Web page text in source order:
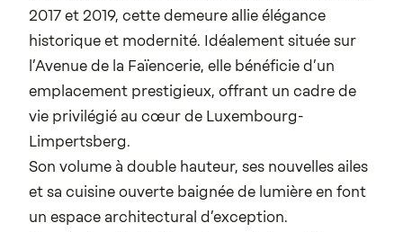
2017 et 2019, cette demeure allie élégance
historique et modernité. Idéalement située sur
l’Avenue de la Faïencerie, elle bénéficie d’un
emplacement prestigieux, offrant un cadre de
vie privilégié au cœur de Luxembourg-
Limpertsberg.
Son volume à double hauteur, ses nouvelles ailes
et sa cuisine ouverte baignée de lumière en font
un espace architectural d’exception.